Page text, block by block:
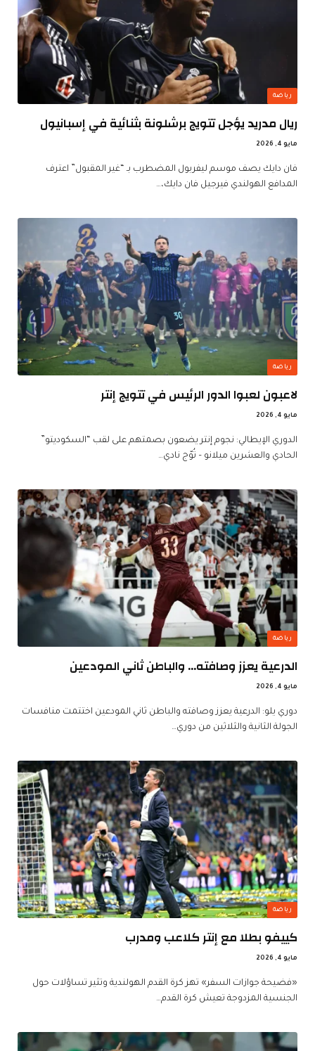
رياضة
ريال مدريد يؤجل تتويج برشلونة بثنائية في إسبانيول
مايو 4, 2026
فان دايك يصف موسم ليفربول المضطرب بـ “غير المقبول” اعترف
المدافع الهولندي فيرجيل فان دايك،…
رياضة
لاعبون لعبوا الدور الرئيس في تتويج إنتر
مايو 4, 2026
الدوري الإيطالي: نجوم إنتر يضعون بصمتهم على لقب “السكوديتو”
الحادي والعشرين ميلانو – تُوّج نادي…
رياضة
الدرعية يعزز وصافته… والباطن ثاني المودعين
مايو 4, 2026
دوري يلو: الدرعية يعزز وصافته والباطن ثاني المودعين اختتمت منافسات
الجولة الثانية والثلاثين من دوري…
رياضة
كييفو بطلا مع إنتر كلاعب ومدرب
مايو 4, 2026
«فضيحة جوازات السفر» تهز كرة القدم الهولندية وتثير تساؤلات حول
الجنسية المزدوجة تعيش كرة القدم…